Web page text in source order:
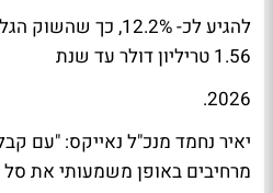
להגיע לכ- 12.2%, כך
1.56 טריליון דולר עד שנת
2026.
יאיר נחמד מנכ"ל נאייקס: "עם
מרחיבים באופן משמעותי את